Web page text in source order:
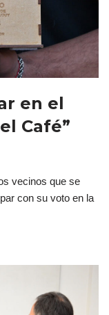
en el
Café”
vecinos que se
con su voto en la